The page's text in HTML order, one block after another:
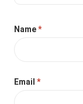
Name*
Email*